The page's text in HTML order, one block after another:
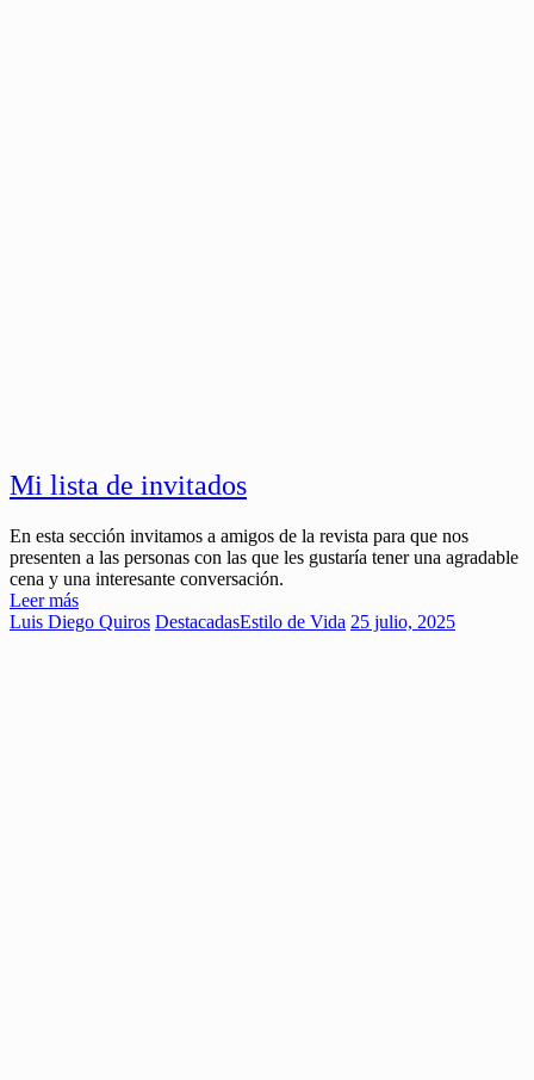
Mi lista de invitados
En esta sección invitamos a amigos de la revista para que nos
presenten a las personas con las que les gustaría tener una agradable
cena y una interesante conversación.
Leer más
Luis Diego Quiros DestacadasEstilo de Vida 25 julio, 2025